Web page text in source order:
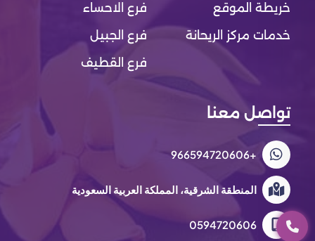
خريطة الموقع
خدمات مركز الريحانة
فرع الاحساء
فرع الجبيل
فرع القطيف
تواصل معنا
+966594720606
المنطقة الشرقية، المملكة العربية السعودية
0594720606